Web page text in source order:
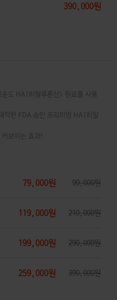
390,000원
도 HA(히알루론산) 원료를 사용
한 FDA 승인 프리미엄 HA(히알
보이는 효과!
79,000원 99,000원
119,000원 210,000원
199,000원 290,000원
259,000원 390,000원